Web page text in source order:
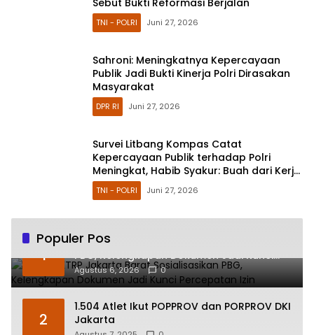
Sebut Bukti Reformasi Berjalan
TNI - POLRI Juni 27, 2026
Sahroni: Meningkatnya Kepercayaan
Publik Jadi Bukti Kinerja Polri Dirasakan
Masyarakat
DPR RI Juni 27, 2026
Survei Litbang Kompas Catat
Kepercayaan Publik terhadap Polri
Meningkat, Habib Syakur: Buah dari Kerja
Nyata
TNI - POLRI Juni 27, 2026
Populer Pos
1
Sudin CKTRP Jakarta Barat Sosialisasikan
PBG, Kelengkapan Dokumen Jadi Kunci
Percepatan Izin
Agustus 6, 2026 0
2
1.504 Atlet Ikut POPPROV dan PORPROV DKI
Jakarta